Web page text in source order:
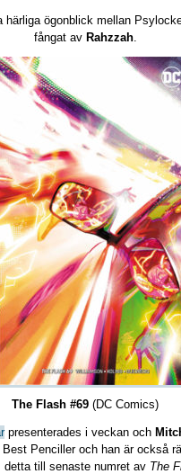
härliga ögonblick mellan
fångat av Rahzzah.
The Flash #69 (DC Comics)
presenterades i veckan och
Penciller och han är också
till senaste numret av The